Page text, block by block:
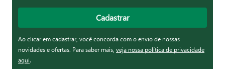
Cadastrar
Ao clicar em cadastrar, você concorda com o envio de nossas
novidades e ofertas. Para saber mais, veja nossa política de privacidade
aqui.